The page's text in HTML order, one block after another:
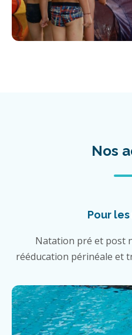
Nos
Pour
Natation pré et post
rééducation périnéale et